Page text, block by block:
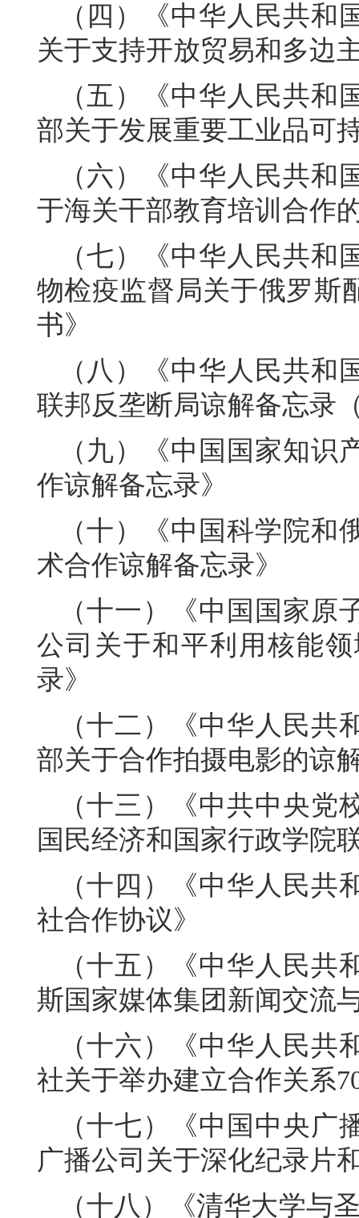
（四）《中华人民共
关于支持开放贸易和多边
（五）《中华人民共
部关于发展重要工业品可
（六）《中华人民共
于海关干部教育培训合作
（七）《中华人民共
物检疫监督局关于俄罗斯
书》
（八）《中华人民共
联邦反垄断局谅解备忘录
（九）《中国国家知
作谅解备忘录》
（十）《中国科学院
术合作谅解备忘录》
（十一）《中国国家
公司关于和平利用核能
录》
（十二）《中华人民
部关于合作拍摄电影的谅
（十三）《中共中央
国民经济和国家行政学院
（十四）《中华人民
社合作协议》
（十五）《中华人民
斯国家媒体集团新闻交流
（十六）《中华人民
社关于举办建立合作关系
（十七）《中国中央
广播公司关于深化纪录片
（十八）《清华大学与